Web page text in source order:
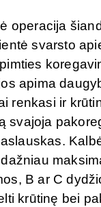
operacija
svarsto
apima
renkasi ir
svajoja
B ar C
krūtinę bei